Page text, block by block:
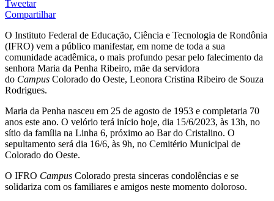
Tweetar
Compartilhar
O Instituto Federal de Educação, Ciência e Tecnologia de Rondônia
(IFRO) vem a público manifestar, em nome de toda a sua
comunidade acadêmica, o mais profundo pesar pelo falecimento da
senhora Maria da Penha Ribeiro, mãe da servidora
do Campus Colorado do Oeste, Leonora Cristina Ribeiro de Souza
Rodrigues.
Maria da Penha nasceu em 25 de agosto de 1953 e completaria 70
anos este ano. O velório terá início hoje, dia 15/6/2023, às 13h, no
sítio da família na Linha 6, próximo ao Bar do Cristalino. O
sepultamento será dia 16/6, às 9h, no Cemitério Municipal de
Colorado do Oeste.
O IFRO Campus Colorado presta sinceras condolências e se
solidariza com os familiares e amigos neste momento doloroso.